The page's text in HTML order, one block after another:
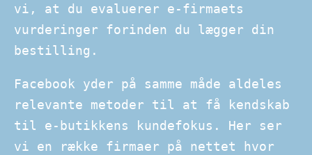
vi, at du evaluerer e-firmaets
vurderinger forinden du lægger din
bestilling.
Facebook yder på samme måde aldeles
relevante metoder til at få kendskab
til e-butikkens kundefokus. Her ser
vi en række firmaer på nettet hvor